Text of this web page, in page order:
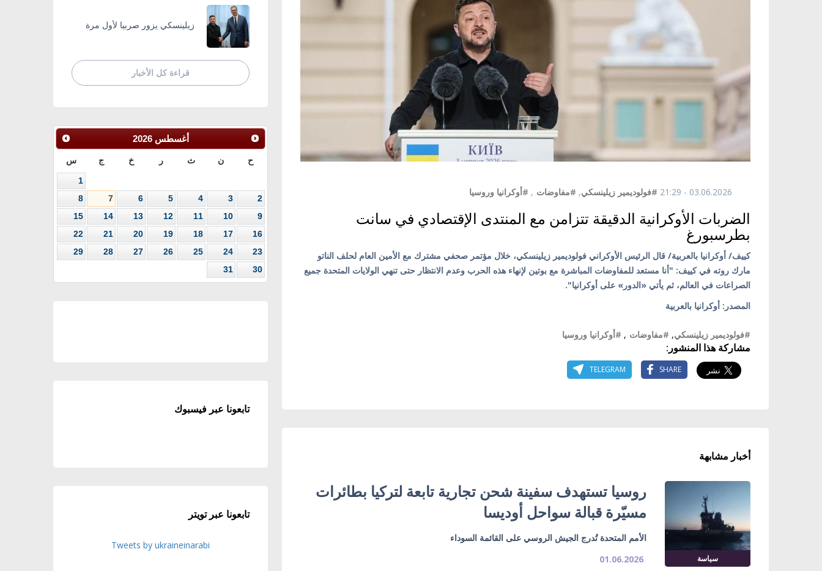
03.06.2026 - 21:29 #فولوديمير زيلينسكي, #مفاوضات , #أوكرانيا وروسيا
الضربات الأوكرانية الدقيقة تتزامن مع المنتدى الإقتصادي في سانت
بطرسبورغ
كييف/ أوكرانيا بالعربية/ قال الرئيس الأوكراني فولوديمير زيلينسكي، خلال مؤتمر صحفي مشترك مع الأمين العام لحلف الناتو
مارك روته في كييف: "أنا مستعد للمفاوضات المباشرة مع بوتين لإنهاء هذه الحرب وعدم الانتظار حتى تنهي الولايات المتحدة جميع
الصراعات في العالم، ثم يأتي «الدور» على أوكرانيا".
المصدر: أوكرانيا بالعربية
#فولوديمير زيلينسكي, #مفاوضات , #أوكرانيا وروسيا
مشاركة هذا المنشور:
SHARE
TELEGRAM
أخبار مشابهة
سياسة
روسيا تستهدف سفينة شحن تجارية تابعة لتركيا بطائرات
مسيّرة قبالة سواحل أوديسا
الأمم المتحدة تُدرج الجيش الروسي على القائمة السوداء
01.06.2026
زيلينسكي يزور صربيا لأول مرة
قراءة كل الأخبار
أغسطس 2026
ح ن ث ر خ ج س
1
2
3
4
5
6
7
8
9
10
11
12
13
14
15
16
17
18
19
20
21
22
23
24
25
26
27
28
29
30
31
تابعونا عبر فيسبوك
تابعونا عبر تويتر
Tweets by ukraineinarabi